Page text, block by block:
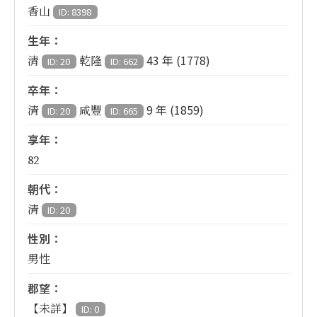
香山 ID: 8398
生年：
清 ID: 20 乾隆 ID: 662
43 年 (1778)
卒年：
清 ID: 20 咸豐 ID: 665
9 年 (1859)
享年：
82
朝代：
清 ID: 20
性別：
男性
郡望：
【未詳】 ID: 0